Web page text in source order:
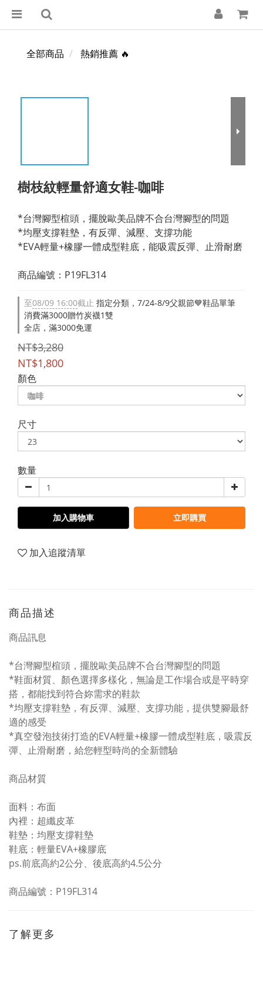
全部商品 熱銷推薦 🔥
樹枝紋輕量舒適女鞋-咖啡
*台灣腳型楦頭，擺脫歐美品牌不合台灣腳型的問題
*均壓支撐鞋墊，有反彈、減壓、支撐功能
*EVA輕量+橡膠一體成型鞋底，能吸震反彈、止滑耐磨
商品編號：P19FL314
至08/09 16:00截止 指定分類，7/24-8/9父親節💙鞋品單筆
消費滿3000贈竹炭襪1雙
全店，滿3000免運
NT$3,280
NT$1,800
顏色
尺寸
數量
加入購物車 立即購買
加入追蹤清單
商品描述
商品訊息
*台灣腳型楦頭，擺脫歐美品牌不合台灣腳型的問題
*鞋面材質、顏色選擇多樣化，無論是工作場合或是平時穿
搭，都能找到符合妳需求的鞋款
*均壓支撐鞋墊，有反彈、減壓、支撐功能，提供雙腳最舒
適的感受
*真空發泡技術打造的EVA輕量+橡膠一體成型鞋底，吸震反
彈、止滑耐磨，給您輕型時尚的全新體驗
商品材質
面料：布面
內裡：超纖皮革
鞋墊：均壓支撐鞋墊
鞋底：輕量EVA+橡膠底
ps.前底高約2公分、後底高約4.5公分
商品編號：P19FL314
了解更多